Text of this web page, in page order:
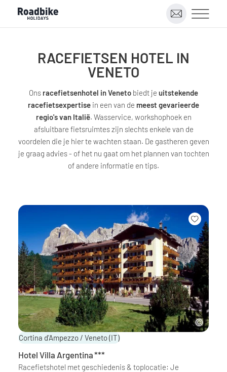
RACEFIETSEN HOTEL IN
VENETO
Ons racefietsenhotel in Veneto biedt je uitstekende
racefietsexpertise in een van de meest gevarieerde
regio's van Italië. Wasservice, workshophoek en
afsluitbare fietsruimtes zijn slechts enkele van de
voordelen die je hier te wachten staan. De gastheren geven
je graag advies - of het nu gaat om het plannen van tochten
of andere informatie en tips.
Cortina d'Ampezzo / Veneto(IT)
Hotel Villa Argentina***
Racefietshotel met geschiedenis & toplocatie: Je